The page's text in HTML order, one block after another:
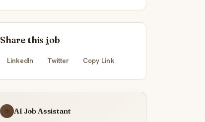
Share this job
LinkedIn Twitter Copy Link
☕ AI Job Assistant